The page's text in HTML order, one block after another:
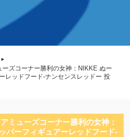
ーズコーナー勝利の女神：NIKKE ぬー
レッドフード-ナンセンスレッドー 投
ミューズコーナー勝利の女神：
パーフィギュアーレッドフード-